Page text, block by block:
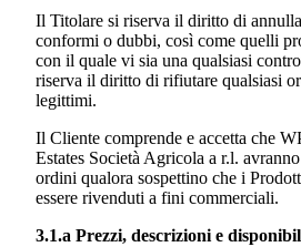
Il Titolare si riserva il diritto di
conformi o dubbi, così come quelli
con il quale vi sia una qualsiasi
riserva il diritto di rifiutare qualsiasi
legittimi.
Il Cliente comprende e accetta che
Estates Società Agricola a r.l.
ordini qualora sospettino che i
essere rivenduti a fini commerciali.
3.1.a Prezzi, descrizioni e